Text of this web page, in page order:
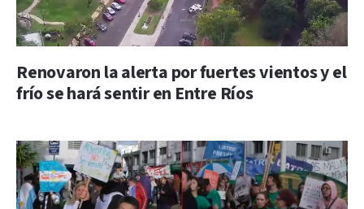
Renovaron la alerta por fuertes vientos y el
frío se hará sentir en Entre Ríos